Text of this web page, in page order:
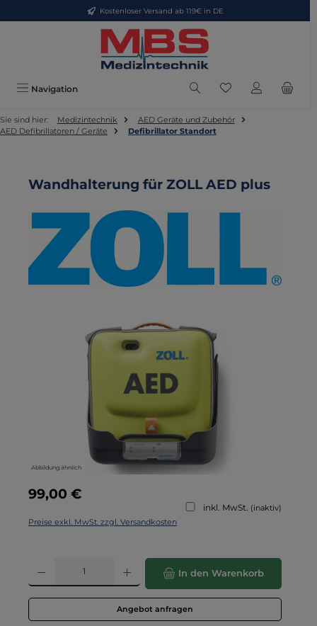
Zum Hauptinhalt springenKostenloser Versand ab 119€ in DE
Navigation Du hast 0
Sie sind hier: Medizintechnik
AED Geräte und Zubehör
AED Defibrillatoren / Geräte
Defibrillator Standort
Wandhalterung für ZOLL AED plus
Abbildung ähnlich
Regulärer Preis:
99,00 €
inkl. MwSt. (inaktiv)
Preise exkl. MwSt. zzgl. Versandkosten
Produkt Anzahl: Gib den gewünschten Wert ein oder benutze die
In den Warenkorb
Angebot anfragen